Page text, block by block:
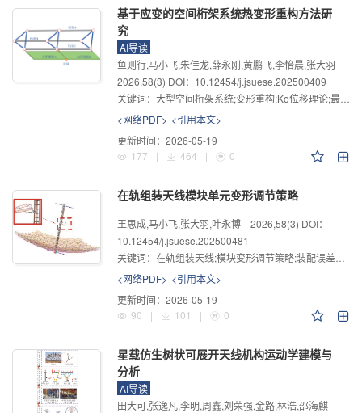
基于应变的空间桁架系统热变形重构方法研
究
AI导读
鱼则行,马小飞,朱佳龙,薛永刚,黄鹏飞,李怡晨,张大羽
2026,58(3) DOI：10.12454/j.jsuese.202500409
关键词： 大型空间桁架系统;变形重构;Ko位移理论;最小二乘优化
<网络PDF> <引用本文>
更新时间： 2026-05-19
177
| 464 | 0
在轨组装天线模块单元变形调节策略
王思成,马小飞,张大羽,叶永博 2026,58(3) DOI：
10.12454/j.jsuese.202500481
关键词： 在轨组装天线;模块变形调节策略;装配误差分析;可变形模块;模块变形调节方案
<网络PDF> <引用本文>
更新时间： 2026-05-19
90
| 101 | 0
星载仿生树状可展开天线机构运动学建模与
分析
AI导读
田大可,张逸凡,李明,周鑫,刘荣强,金路,林浩,邵海麒